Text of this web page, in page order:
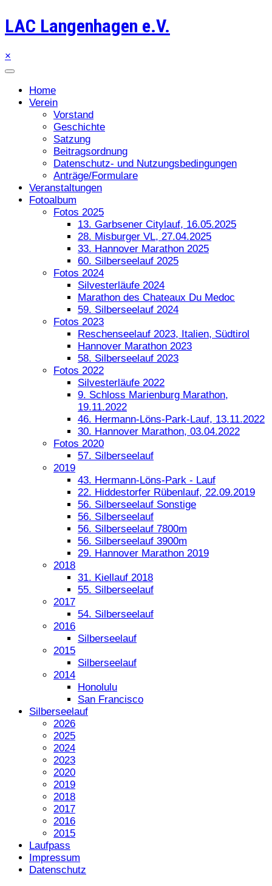
LAC Langenhagen e.V.
×
Home
Verein
Vorstand
Geschichte
Satzung
Beitragsordnung
Datenschutz- und Nutzungsbedingungen
Anträge/Formulare
Veranstaltungen
Fotoalbum
Fotos 2025
13. Garbsener Citylauf, 16.05.2025
28. Misburger VL, 27.04.2025
33. Hannover Marathon 2025
60. Silberseelauf 2025
Fotos 2024
Silvesterläufe 2024
Marathon des Chateaux Du Medoc
59. Silberseelauf 2024
Fotos 2023
Reschenseelauf 2023, Italien, Südtirol
Hannover Marathon 2023
58. Silberseelauf 2023
Fotos 2022
Silvesterläufe 2022
9. Schloss Marienburg Marathon,
19.11.2022
46. Hermann-Löns-Park-Lauf, 13.11.2022
30. Hannover Marathon, 03.04.2022
Fotos 2020
57. Silberseelauf
2019
43. Hermann-Löns-Park - Lauf
22. Hiddestorfer Rübenlauf, 22.09.2019
56. Silberseelauf Sonstige
56. Silberseelauf
56. Silberseelauf 7800m
56. Silberseelauf 3900m
29. Hannover Marathon 2019
2018
31. Kiellauf 2018
55. Silberseelauf
2017
54. Silberseelauf
2016
Silberseelauf
2015
Silberseelauf
2014
Honolulu
San Francisco
Silberseelauf
2026
2025
2024
2023
2020
2019
2018
2017
2016
2015
Laufpass
Impressum
Datenschutz